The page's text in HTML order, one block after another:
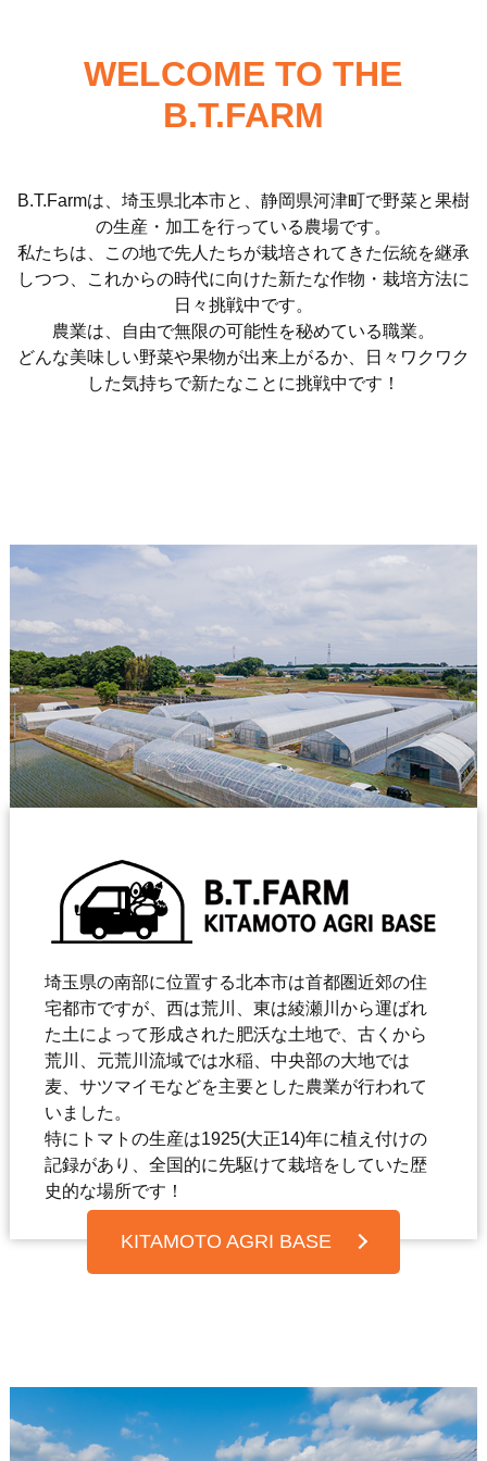
WELCOME TO THE
B.T.FARM
B.T.Farmは、埼玉県北本市と、静岡県河津町で野菜と果樹
の生産・加工を行っている農場です。
私たちは、この地で先人たちが栽培されてきた伝統を継承
しつつ、これからの時代に向けた新たな作物・栽培方法に
日々挑戦中です。
農業は、自由で無限の可能性を秘めている職業。
どんな美味しい野菜や果物が出来上がるか、日々ワクワク
した気持ちで新たなことに挑戦中です！
埼玉県の南部に位置する北本市は首都圏近郊の住
宅都市ですが、西は荒川、東は綾瀬川から運ばれ
た土によって形成された肥沃な土地で、古くから
荒川、元荒川流域では水稲、中央部の大地では
麦、サツマイモなどを主要とした農業が行われて
いました。
特にトマトの生産は1925(大正14)年に植え付けの
記録があり、全国的に先駆けて栽培をしていた歴
史的な場所です！
KITAMOTO AGRI BASE